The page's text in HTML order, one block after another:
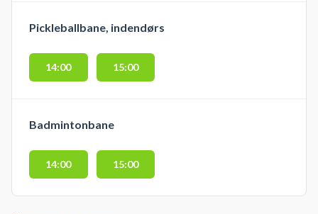
Pickleballbane, indendørs
14:00 15:00
Badmintonbane
14:00 15:00